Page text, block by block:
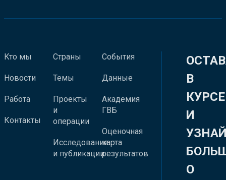
Кто мы
Новости
Работа
Контакты
Страны
Темы
Проекты
и
операции
Исследования
и публикации
События
Данные
Академия
ГВБ
Оценочная
карта
результатов
В
КУРСЕ
И
О